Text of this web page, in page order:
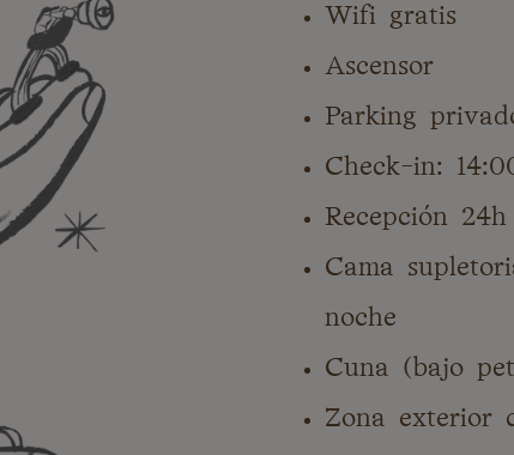
Wifi gratis
Ascensor
Parking
Check-in:
Recepción 24h
Cama
noche
Cuna (bajo
Zona exterior